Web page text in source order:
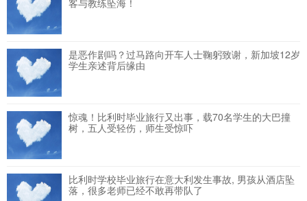
客与教练坠海！
是恶作剧吗？过马路向开车人士鞠躬致谢，新加坡12岁
学生亲述背后缘由
惊魂！比利时毕业旅行又出事，载70名学生的大巴撞
树，五人受轻伤，师生受惊吓
比利时学校毕业旅行在意大利发生事故, 男孩从酒店坠
落，很多老师已经不敢再带队了